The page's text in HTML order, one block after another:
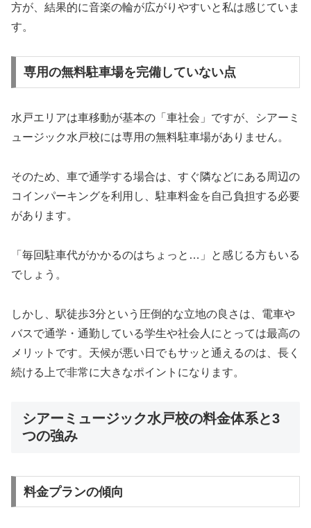
方が、結果的に音楽の輪が広がりやすいと私は感じていま
す。
専用の無料駐車場を完備していない点
水戸エリアは車移動が基本の「車社会」ですが、シアーミ
ュージック水戸校には専用の無料駐車場がありません。
そのため、車で通学する場合は、すぐ隣などにある周辺の
コインパーキングを利用し、駐車料金を自己負担する必要
があります。
「毎回駐車代がかかるのはちょっと…」と感じる方もいる
でしょう。
しかし、駅徒歩3分という圧倒的な立地の良さは、電車や
バスで通学・通勤している学生や社会人にとっては最高の
メリットです。天候が悪い日でもサッと通えるのは、長く
続ける上で非常に大きなポイントになります。
シアーミュージック水戸校の料金体系と3
つの強み
料金プランの傾向